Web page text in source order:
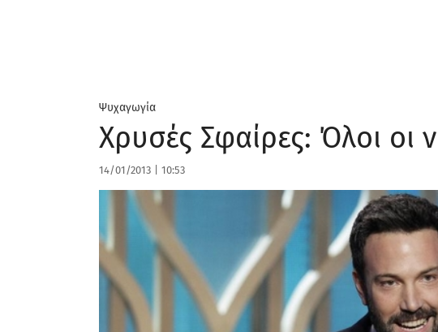
Ψυχαγωγία
Χρυσές Σφαίρες: Όλοι οι
14/01/2013 10:53